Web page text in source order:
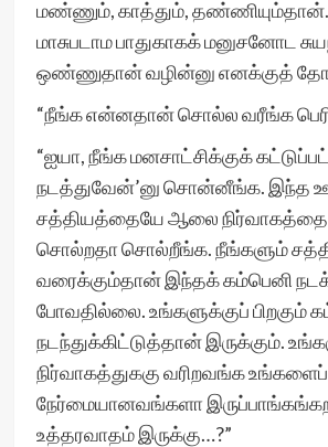
மண்ணும், காத்தும்,
மாசுபடாம பாதுகாகக் மனுசனோட
ஒண்ணுதான் வழின்னு எனக்குத்
“நீங்க என்னதான் சொல்ல வரீங்க
“ஐயா, நீங்க மனசாட்சிக்குக்
நடத்துவேன்’னு சொன்னீங்க. இந்த
சத்தியத்தையே ஆலை
சொல்றதா சொல்றீங்க. நீங்களும்
வரைக்கும்தான் இந்தக் கம்பெனி
போவதில்லை. உங்களுக்குப் பிறகும்
நடந்துக்கிட்டுத்தான் இருக்கும்.
நிர்வாகத்துககு வரிறவங்க
நேர்மையானவங்களா
உத்தரவாதம் இருக்கு…?”